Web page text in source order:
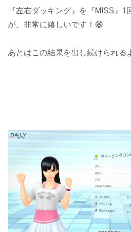
『左右ダッキング』を『MISS』1
が、非常に嬉しいです！😁
あとはこの結果を出し続けられる